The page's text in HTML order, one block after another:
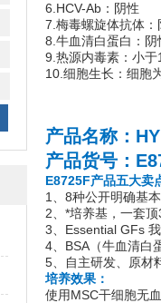
6.HCV-Ab：阴性
7.梅毒螺旋体抗体：
8.牛血清白蛋白：阴
9.热源内毒素：小于
10.细胞生长：细胞
产品名称：
产品货号：
E8725F产品五大卖
1、8种公开明确基
2、*培养基，一套
3、Essential GFs
4、BSA（牛血清白
5、自主研发、原材
培养效果：
使用MSC干细胞无